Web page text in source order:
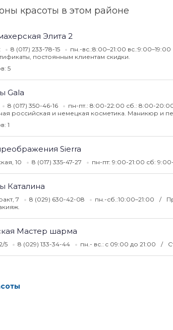
красоты в этом районе
Элита 2
8 (017) 233-78-15 пн.-вс.:8:00–21:00 вс.:9:00–19:00
постоянным клиентам скидки.
5
Gala
8 (017) 350-46-16 пн-пт.: 8:00-22:00 сб.: 8:00-
российская и немецкая косметика. Маникюр и
1
Sierra
10 8 (017) 335-47-27 пн-пт: 9:00-21:00 сб:
Каталина
7 8 (029) 630-42-08 пн.-сб.:10:00–21:00
Мастер шарма
5 8 (029) 133-34-44 пн.- вс.: c 09:00 до 21:00